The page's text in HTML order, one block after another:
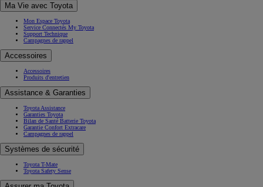
Ma Vie avec Toyota
Mon Espace Toyota
Service Connectés My Toyota
Support Technique
Campagnes de rappel
Accessoires
Accessoires
Produits d'entretien
Assistance & Garanties
Toyota Assistance
Garanties Toyota
Bilan de Santé Batterie Toyota
Garantie Confort Extracare
Campagnes de rappel
Systèmes de sécurité
Toyota T-Mate
Toyota Safety Sense